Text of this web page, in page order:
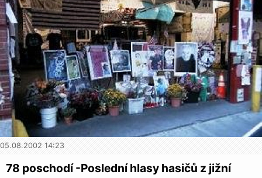
05.08.2002 14:23
78 poschodí -Poslední hlasy hasičů z jižní